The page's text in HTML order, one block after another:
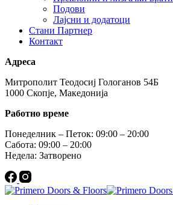
Подови
Лајсни и додатоци
Стани Партнер
Контакт
Адреса
Митрополит Теодосиј Гологанов 54Б
1000 Скопје, Македонија
Работно време
Понеделник – Петок: 09:00 – 20:00
Сабота: 09:00 – 20:00
Недела: Затворено